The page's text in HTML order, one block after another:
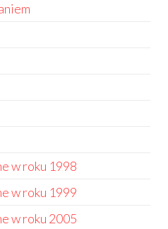
w roku 1998
w roku 1999
w roku 2005